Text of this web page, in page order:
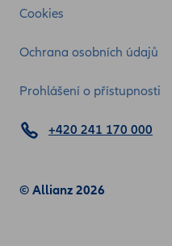
Cookies
Ochrana osobních údajů
Prohlášení o přístupnosti
© Allianz 2026
+420 241 170 000